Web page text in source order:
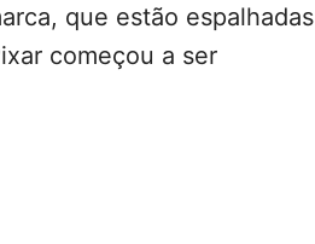
que estão espalhadas
começou a ser